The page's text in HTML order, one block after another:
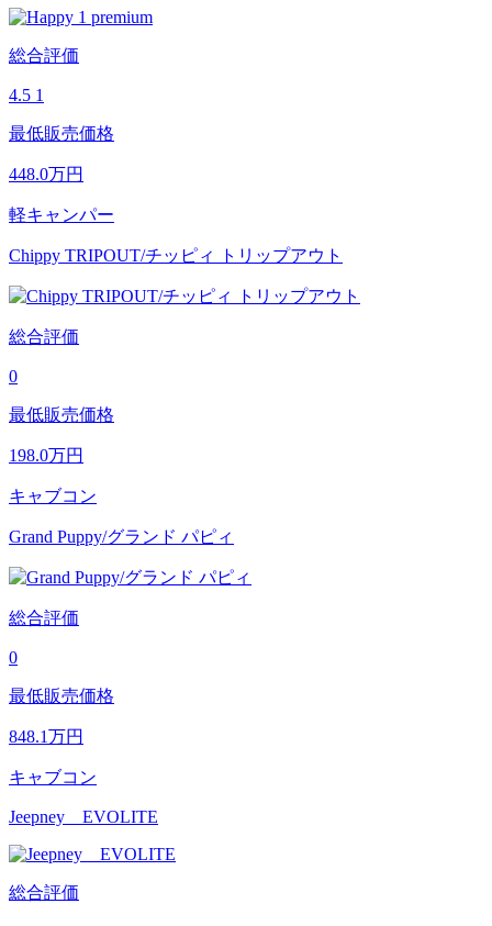
総合評価
4.5 1
最低販売価格
448.0万円
軽キャンパー
Chippy TRIPOUT/チッピィ トリップアウト
総合評価
0
最低販売価格
198.0万円
キャブコン
Grand Puppy/グランド パピィ
総合評価
0
最低販売価格
848.1万円
キャブコン
Jeepney EVOLITE
総合評価